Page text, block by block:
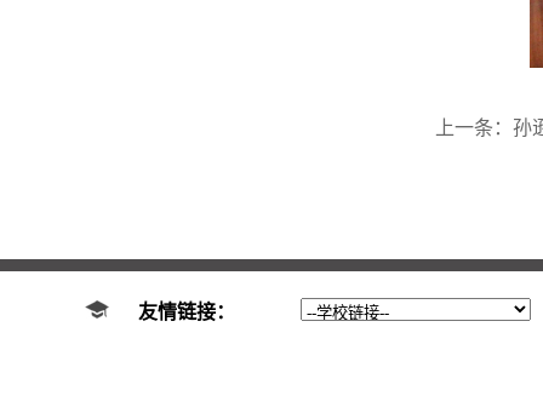
上一条： 孙
友情链接：